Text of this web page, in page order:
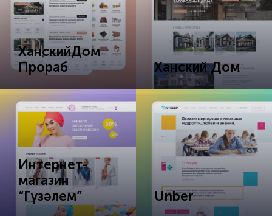
ХанскийДом
Прораб
Ханский Дом
Интернет-
магазин
“Гүзәлем”
Unber